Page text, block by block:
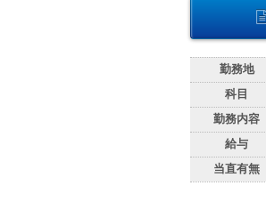
勤務地
科目
勤務内容
給与
当直有無